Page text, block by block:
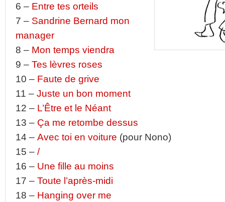
6 – Entre tes orteils
7 – Sandrine Bernard mon
manager
8 – Mon temps viendra
9 – Tes lèvres roses
10 – Faute de grive
11 – Juste un bon moment
12 – L’Être et le Néant
13 – Ça me retombe dessus
14 – Avec toi en voiture (pour Nono)
15 – /
16 – Une fille au moins
17 – Toute l’après-midi
18 – Hanging over me